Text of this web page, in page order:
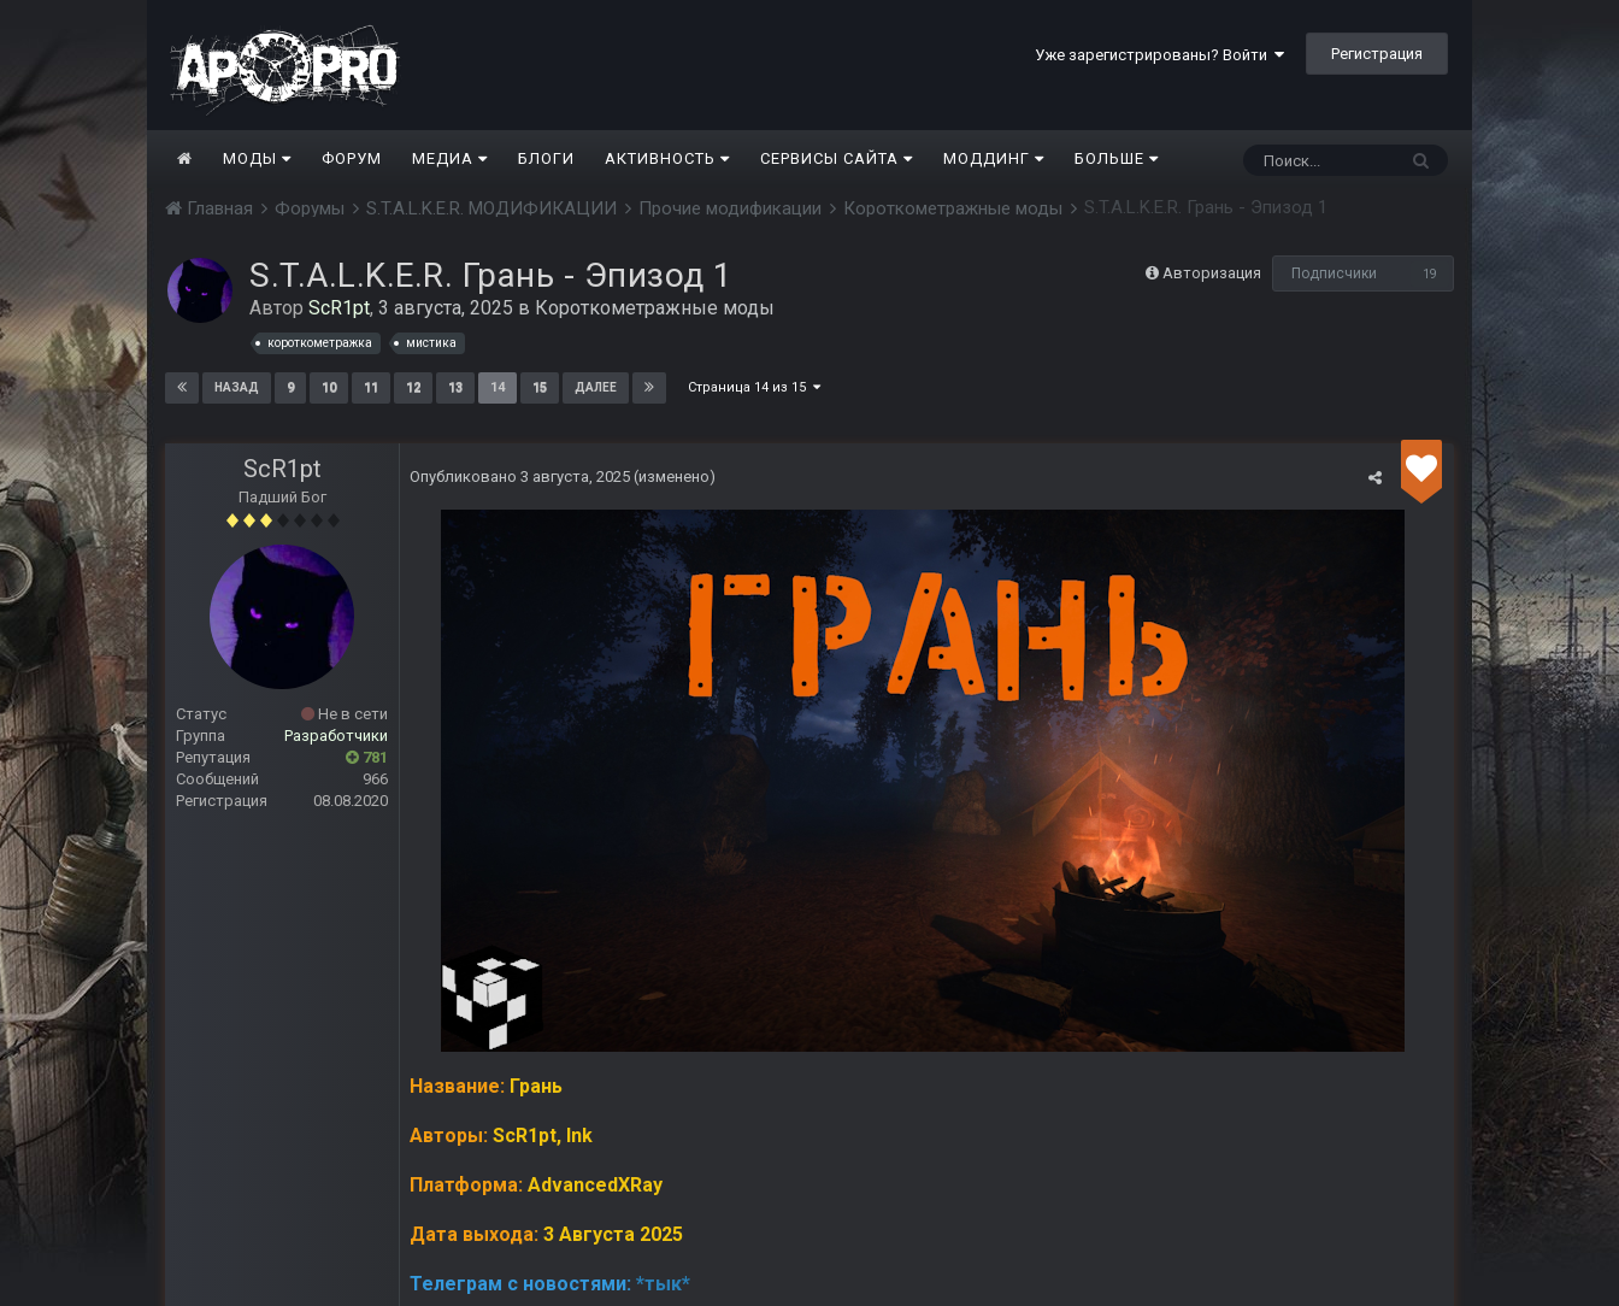
Уже зарегистрированы? Войти Регистрация
МОДЫ ФОРУМ МЕДИА БЛОГИ АКТИВНОСТЬ СЕРВИСЫ САЙТА МОДДИНГ БОЛЬШЕ
Главная Форумы S.T.A.L.K.E.R. МОДИФИКАЦИИ Прочие модификации Короткометражные моды S.T.A.L.K.E.R. Грань - Эпизод 1
Авторизация Подписчики 19
S.T.A.L.K.E.R. Грань - Эпизод 1
Автор ScR1pt, 3 августа, 2025 в Короткометражные моды
короткометражка мистика
НАЗАД 9 10 11 12 13 14 15 ДАЛЕЕ Страница 14 из 15
ScR1pt
Падший Бог
Статус
Не в сети
Группа
Разработчики
Репутация
781
Сообщений
966
Регистрация
08.08.2020
Опубликовано 3 августа, 2025 (изменено)
Название: Грань
Авторы: ScR1pt, Ink
Платформа: AdvancedXRay
Дата выхода: 3 Августа 2025
Телеграм с новостями: *тык*